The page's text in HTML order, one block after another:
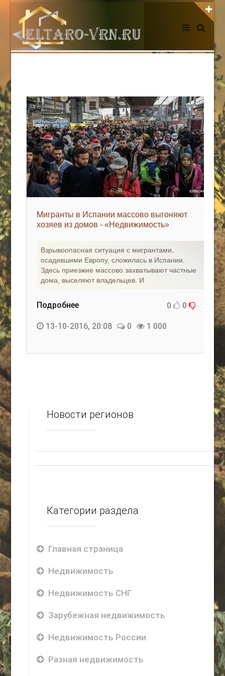
АВТОРИЗАЦИЯ НА САЙТЕ
Регистрация
НОВОСТИ СЕГОДНЯ
Edgarpo26@gmail.com
axin.ed@yandex.ru
yrikf40@gmail.com
Eltaro-Vrn.ru
Мигранты в Испании массово выгоняют
хозяев из домов - «Недвижимость»
Взрывоопасная ситуация с мигрантами,
осадившими Европу, сложилась в Испании.
Здесь приезжие массово захватывают частные
дома, выселяют владельцев. И
Подробнее 0 0
13-10-2016, 20:08 0 1 000
Новости регионов
Категории раздела
Главная страница
Недвижимость
Недвижимость СНГ
Зарубежная недвижимость
Недвижимость России
Разная недвижимость